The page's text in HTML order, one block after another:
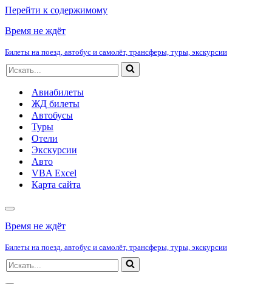
Перейти к содержимому
Время не ждёт
Билеты на поезд, автобус и самолёт, трансферы, туры, экскурсии
Искать...
Авиабилеты
ЖД билеты
Автобусы
Туры
Отели
Экскурсии
Авто
VBA Excel
Карта сайта
Меню
навигации
Время не ждёт
Билеты на поезд, автобус и самолёт, трансферы, туры, экскурсии
Искать...